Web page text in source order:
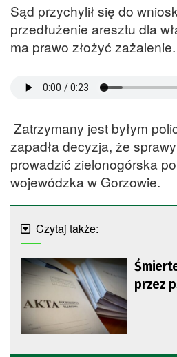
Sąd przychylił się do
przedłużenie aresztu dla
ma prawo złożyć zażalenie.
Zatrzymany jest byłym
zapadła decyzja, że
prowadzić zielonogórska
wojewódzka w Gorzowie.
Czytaj także:
przez